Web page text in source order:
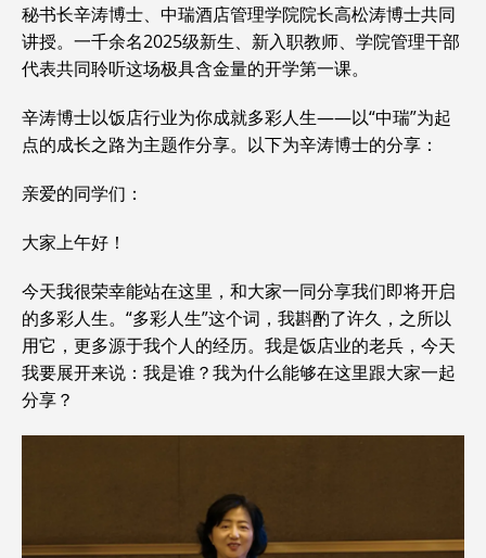
秘书长辛涛博士、中瑞酒店管理学院院长高松涛博士共同
讲授。一千余名2025级新生、新入职教师、学院管理干部
代表共同聆听这场极具含金量的开学第一课。
辛涛博士以饭店行业为你成就多彩人生——以“中瑞”为起
点的成长之路为主题作分享。以下为辛涛博士的分享：
亲爱的同学们：
大家上午好！
今天我很荣幸能站在这里，和大家一同分享我们即将开启
的多彩人生。“多彩人生”这个词，我斟酌了许久，之所以
用它，更多源于我个人的经历。我是饭店业的老兵，今天
我要展开来说：我是谁？我为什么能够在这里跟大家一起
分享？